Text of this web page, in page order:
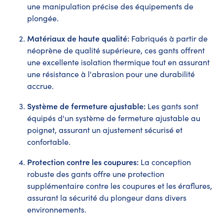
une manipulation précise des équipements de
plongée.
Matériaux de haute qualité: Fabriqués à partir de
néoprène de qualité supérieure, ces gants offrent
une excellente isolation thermique tout en assurant
une résistance à l'abrasion pour une durabilité
accrue.
Système de fermeture ajustable: Les gants sont
équipés d'un système de fermeture ajustable au
poignet, assurant un ajustement sécurisé et
confortable.
Protection contre les coupures: La conception
robuste des gants offre une protection
supplémentaire contre les coupures et les éraflures,
assurant la sécurité du plongeur dans divers
environnements.